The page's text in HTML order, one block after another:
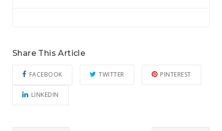
Share This Article
FACEBOOK TWITTER PINTEREST
LINKEDIN